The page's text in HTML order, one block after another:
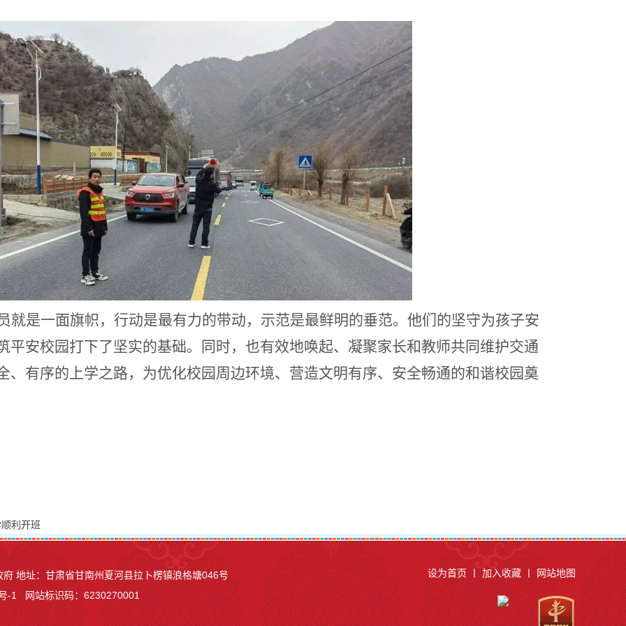
就是一面旗帜，行动是最有力的带动，示范是最鲜明的垂范。他们的坚守为孩子安
平安校园打下了坚实的基础。同时，也有效地唤起、凝聚家长和教师共同维护交通
、有序的上学之路，为优化校园周边环境、营造文明有序、安全畅通的和谐校园奠
利开班
地址：甘肃省甘南州夏河县拉卜楞镇浪格塘046号
-1
网站标识码：6230270001
设为首页丨 加入收藏 网站地图